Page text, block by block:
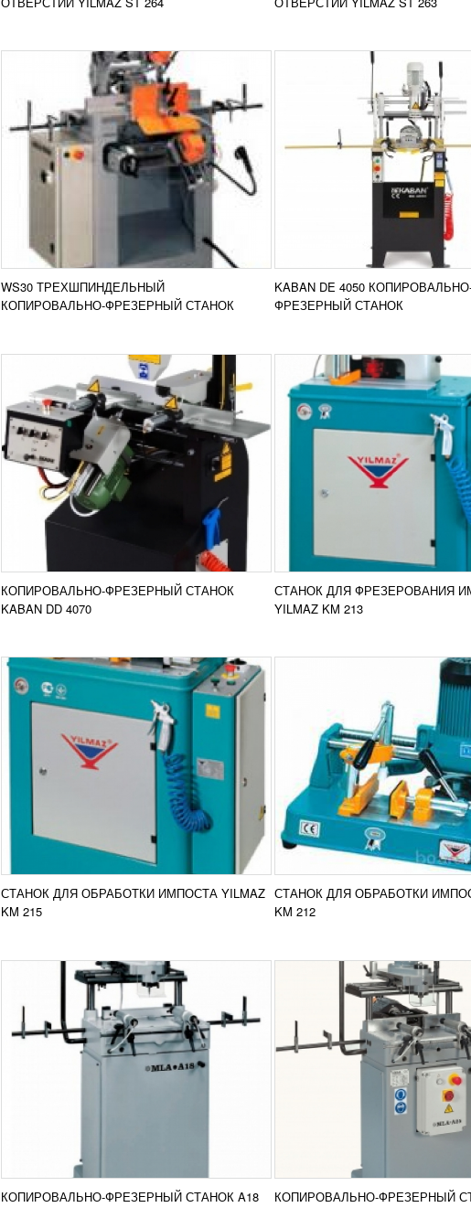
WS30 ТРЕХШПИНДЕЛЬНЫЙ
КОПИРОВАЛЬНО-ФРЕЗЕРНЫЙ СТАНОК
KABAN DE 4050
ФРЕЗЕРНЫЙ СТАНОК
КОПИРОВАЛЬНО-ФРЕЗЕРНЫЙ
СТАНОК KABAN DD 4070
Копировально-фрезерный станок
Kaban DD 4070 применяется для
пробивания водоотводящих отверстий
одновременно в 3-х плоскостях в ПВХ
профиле. Операция...
ПОДРОБНЕЕ сравнение
КОПИРОВАЛЬНО-ФРЕЗЕРНЫЙ СТАНОК
KABAN DD 4070
СТАНОК ДЛЯ
ИМПОСТА YILMAZ KM 213
Агрегат Yilmaz Km 213
для обработки, создания
оконных конструкциях из
алюминия. Перемещение
ПОДРОБНЕЕ
СТАНОК ДЛЯ ФРЕЗЕРОВАНИЯ
YILMAZ KM 213
СТАНОК ДЛЯ ОБРАБОТКИ
ИМПОСТА YILMAZ KM 215
103 557RUB
Фрезеровочный агрегат Yilmaz KM 215
используется фрезеровки импоста и
ПВХ профилей. В стандартной
комплектации можно найти
пневмоприжимы...
ПОДРОБНЕЕ
Добавить в
сравнение
СТАНОК ДЛЯ ОБРАБОТКИ ИМПОСТА YILMAZ
KM 215
СТАНОК ДЛЯ ОБРАБОТКИ
ИМПОСТА YILMAZ KM
21 755
Агрегат для торцовки
профиля Yilmaz KM 212
для настольных работ. В
КМ212 перемещение фрезы
происходит в ручном...
ПОДРОБНЕЕ
СТАНОК ДЛЯ ОБРАБОТКИ
KM 212
КОПИРОВАЛЬНО-ФРЕЗЕРНЫЙ
СТАНОК A18
Один из представителей линейки
копировально-фрезерных станков
компании MLA для алюминиевого
профиля. Станки для фрезерной и
копировальной обработoк...
ПОДРОБНЕЕ сравнение
КОПИРОВАЛЬНО-ФРЕЗЕРНЫЙ СТАНОК A18
КОПИРОВАЛЬНО-
СТАНОК A25
УЗНАТЬ ЦЕНУ
Продукт компании MLA
линейки копировально-
станков для алюминиевого,
алюминиевого и стального
профилей. Станок A25 —...
ПОДРОБНЕЕ
КОПИРОВАЛЬНО-ФРЕЗЕРНЫЙ
КОПИРОВАЛЬНО-ФРЕЗЕРНЫЙ
фрезой для ручек. Данный агрегат
является представителем линейки
копировально-...
ПОДРОБНЕЕ
Добавить в
сравнение
ТОРЦЕФРЕЗЕРНЫЙ
COMALL MILL 04
УЗНАТЬ ЦЕНУ
Торцефрезерный станок
алюминиевых и пластиковых
профилей в производстве
дверей. Режущий механизм...
ПОДРОБНЕЕ